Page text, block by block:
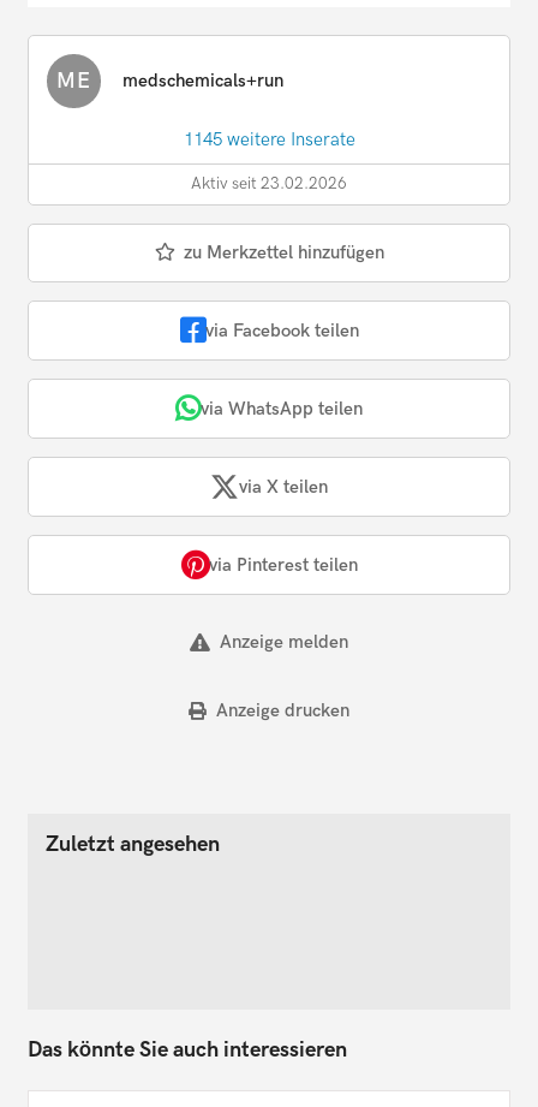
ME medschemicals+run
1145 weitere Inserate
Aktiv seit 23.02.2026
zu Merkzettel hinzufügen
via Facebook teilen
via WhatsApp teilen
via X teilen
via Pinterest teilen
Anzeige melden
Anzeige drucken
Zuletzt angesehen
Das könnte Sie auch interessieren